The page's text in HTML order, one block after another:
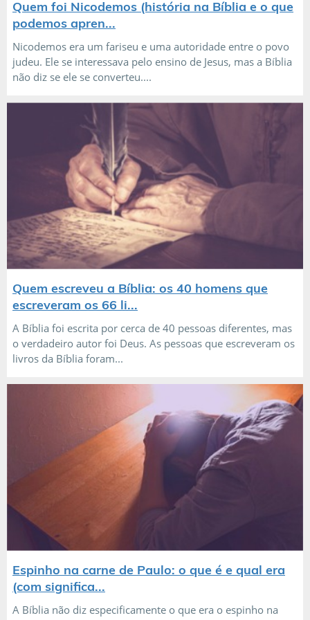
Quem foi Nicodemos (história na Bíblia e o que
podemos apren...
Nicodemos era um fariseu e uma autoridade entre o povo
judeu. Ele se interessava pelo ensino de Jesus, mas a Bíblia
não diz se ele se converteu....
Quem escreveu a Bíblia: os 40 homens que
escreveram os 66 li...
A Bíblia foi escrita por cerca de 40 pessoas diferentes, mas
o verdadeiro autor foi Deus. As pessoas que escreveram os
livros da Bíblia foram...
Espinho na carne de Paulo: o que é e qual era
(com significa...
A Bíblia não diz especificamente o que era o espinho na